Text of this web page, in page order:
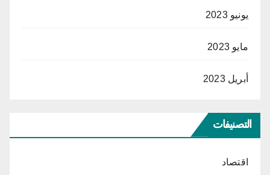
يونيو 2023
مايو 2023
أبريل 2023
التصنيفات
اقتصاد